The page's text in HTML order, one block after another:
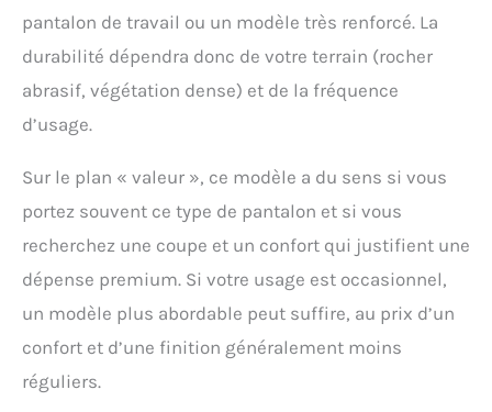
pantalon de travail ou un modèle très renforcé. La
durabilité dépendra donc de votre terrain (rocher
abrasif, végétation dense) et de la fréquence
d’usage.
Sur le plan « valeur », ce modèle a du sens si vous
portez souvent ce type de pantalon et si vous
recherchez une coupe et un confort qui justifient une
dépense premium. Si votre usage est occasionnel,
un modèle plus abordable peut suffire, au prix d’un
confort et d’une finition généralement moins
réguliers.